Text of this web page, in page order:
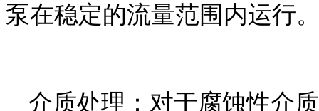
泵在稳定的流量范围内运行
介质处理：对于腐蚀性介